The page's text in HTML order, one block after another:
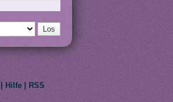
| Hilfe RSS